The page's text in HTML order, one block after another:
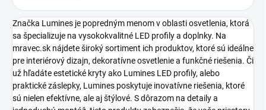
Značka Lumines je popredným menom v oblasti osvetlenia, ktorá
sa špecializuje na vysokokvalitné LED profily a doplnky. Na
mravec.sk nájdete široký sortiment ich produktov, ktoré sú ideálne
pre interiérový dizajn, dekoratívne osvetlenie a funkčné riešenia. Či
už hľadáte estetické kryty ako Lumines LED profily, alebo
praktické záslepky, Lumines poskytuje inovatívne riešenia, ktoré
sú nielen efektívne, ale aj štýlové. S dôrazom na detaily a